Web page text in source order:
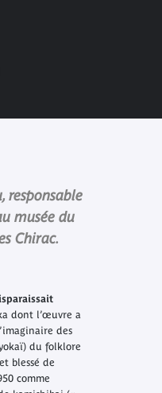
responsable
musée du
Chirac.
dont l’œuvre a
des
du folklore
blessé de
comme